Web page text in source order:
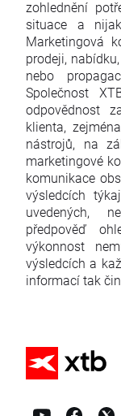
zohlednění
situace a
Marketingová
prodeji,
nebo
Společnost
odpovědnost
klienta,
nástrojů, na
marketingové
komunikace
výsledcích
uvedených,
předpověď
výkonnost
výsledcích a
informací tak